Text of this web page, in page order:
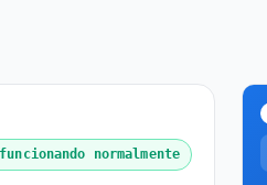
normalmente